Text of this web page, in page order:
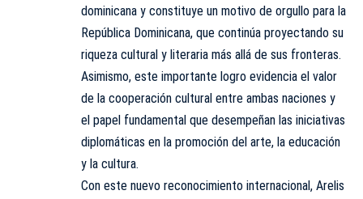
dominicana y constituye un motivo de orgullo para la
República Dominicana, que continúa proyectando su
riqueza cultural y literaria más allá de sus fronteras.
Asimismo, este importante logro evidencia el valor
de la cooperación cultural entre ambas naciones y
el papel fundamental que desempeñan las iniciativas
diplomáticas en la promoción del arte, la educación
y la cultura.
Con este nuevo reconocimiento internacional, Arelis